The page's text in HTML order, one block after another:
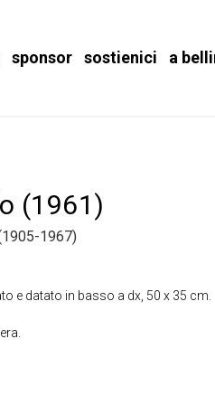
sponsor sostienici a
(1961)
1967)
e datato in basso a dx, 50 x 35 cm.